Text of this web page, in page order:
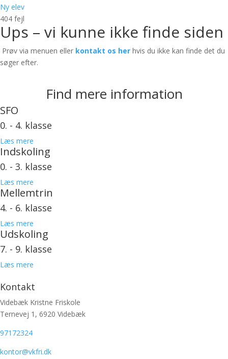
Ny elev
404 fejl
Ups – vi kunne ikke finde siden
Prøv via menuen eller kontakt os her hvis du ikke kan finde det du
søger efter.
Find mere information
SFO
0. - 4. klasse
Læs mere
Indskoling
0. - 3. klasse
Læs mere
Mellemtrin
4. - 6. klasse
Læs mere
Udskoling
7. - 9. klasse
Læs mere
Kontakt
Videbæk Kristne Friskole
Ternevej 1, 6920 Videbæk
97172324
kontor@vkfri.dk